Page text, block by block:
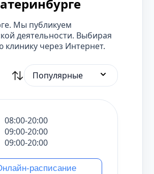
Мы публикуем
деятельности. Выбирая
через Интернет.
Популярные
08:00-20:00
09:00-20:00
09:00-20:00
расписание